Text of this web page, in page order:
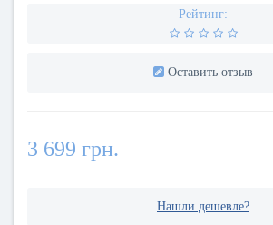
Рейтинг:
Оставить отзыв
3 699 грн.
Нашли дешевле?